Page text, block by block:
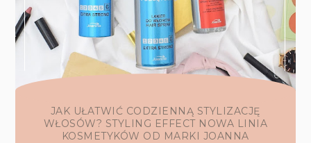
JAK UŁATWIĆ CODZIENNĄ STYLIZACJĘ
WŁOSÓW? STYLING EFFECT NOWA LINIA
KOSMETYKÓW OD MARKI JOANNA